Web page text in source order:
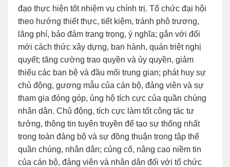
đạo thực hiện tốt nhiệm vụ chính trị. Tổ chức đại hội
theo hướng thiết thực, tiết kiệm, tránh phô trương,
lãng phí, bảo đảm trang trọng, ý nghĩa; gắn với đổi
mới cách thức xây dựng, ban hành, quán triệt nghị
quyết; tăng cường trao quyền và ủy quyền, giảm
thiểu các ban bệ và đầu mối trung gian; phát huy sự
chủ động, gương mẫu của cán bộ, đảng viên và sự
tham gia đóng góp, ủng hộ tích cực của quần chúng
nhân dân. Chủ động, tích cực làm tốt công tác tư
tưởng, thông tin tuyên truyền để tạo sự thống nhất
trong toàn đảng bộ và sự đồng thuận trong tập thể
quần chúng, nhân dân; củng cố, nâng cao niềm tin
của cán bộ, đảng viên và nhân dân đối với tổ chức